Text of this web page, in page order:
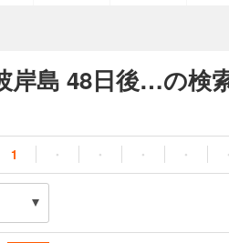
岸島 48日後…の検
1 ・ ・ ・ ・ ・